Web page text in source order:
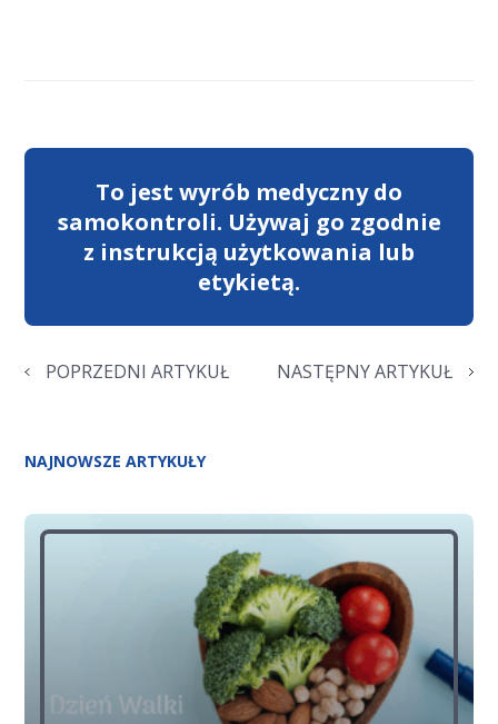
To jest wyrób medyczny do
samokontroli. Używaj go zgodnie
z instrukcją użytkowania lub
etykietą.
POPRZEDNI ARTYKUŁ NASTĘPNY ARTYKUŁ
NAJNOWSZE ARTYKUŁY